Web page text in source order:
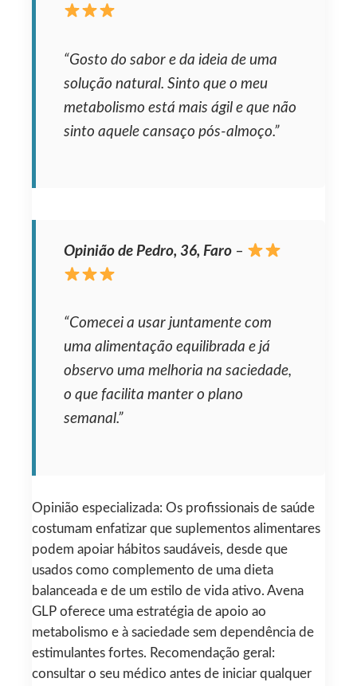
“Gosto do sabor e da ideia de uma
solução natural. Sinto que o meu
metabolismo está mais ágil e que não
sinto aquele cansaço pós-almoço.”
Opinião de Pedro, 36, Faro –
“Comecei a usar juntamente com
uma alimentação equilibrada e já
observo uma melhoria na saciedade,
o que facilita manter o plano
semanal.”
Opinião especializada: Os profissionais de saúde
costumam enfatizar que suplementos alimentares
podem apoiar hábitos saudáveis, desde que
usados como complemento de uma dieta
balanceada e de um estilo de vida ativo. Avena
GLP oferece uma estratégia de apoio ao
metabolismo e à saciedade sem dependência de
estimulantes fortes. Recomendação geral:
consultar o seu médico antes de iniciar qualquer